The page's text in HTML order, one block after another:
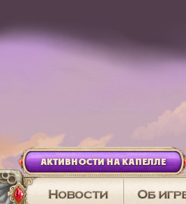
АКТИВНОСТИ НА КАПЕЛЛЕ